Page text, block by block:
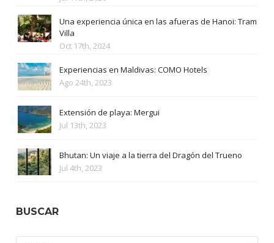
Una experiencia única en las afueras de Hanoi: Tram
Villa
Oct 17th, 2024
Experiencias en Maldivas: COMO Hotels
Ago 24th, 2023
Extensión de playa: Mergui
Jul 13th, 2023
Bhutan: Un viaje a la tierra del Dragón del Trueno
Jul 4th, 2023
BUSCAR